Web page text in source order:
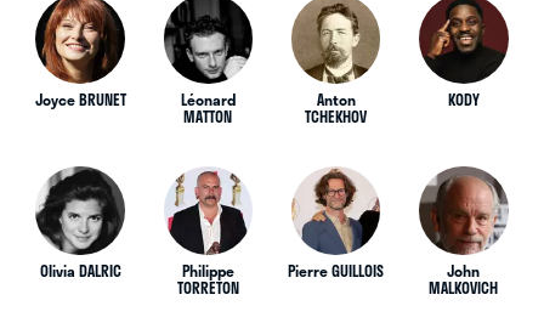
Joyce BRUNET Léonard
MATTON
Anton
TCHEKHOV
KODY
Olivia DALRIC Philippe
TORRETON
Pierre GUILLOIS John
MALKOVICH